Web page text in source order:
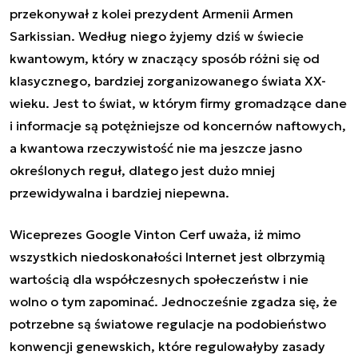
przekonywał z kolei prezydent Armenii Armen
Sarkissian. Według niego żyjemy dziś w świecie
kwantowym, który w znaczący sposób różni się od
klasycznego, bardziej zorganizowanego świata XX-
wieku. Jest to świat, w którym firmy gromadzące dane
i informacje są potężniejsze od koncernów naftowych,
a kwantowa rzeczywistość nie ma jeszcze jasno
określonych reguł, dlatego jest dużo mniej
przewidywalna i bardziej niepewna.
Wiceprezes Google Vinton Cerf uważa, iż mimo
wszystkich niedoskonałości Internet jest olbrzymią
wartością dla współczesnych społeczeństw i nie
wolno o tym zapominać. Jednocześnie zgadza się, że
potrzebne są światowe regulacje na podobieństwo
konwencji genewskich, które regulowałyby zasady